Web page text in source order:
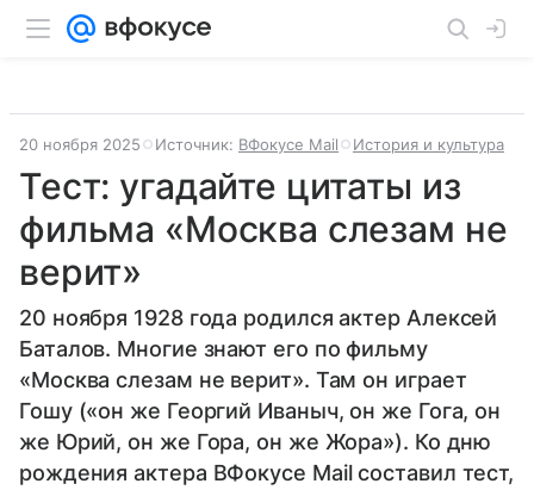
20 ноября 2025 Источник: ВФокусе Mail История и культура
Тест: угадайте цитаты из
фильма «Москва слезам не
верит»
20 ноября 1928 года родился актер Алексей
Баталов. Многие знают его по фильму
«Москва слезам не верит». Там он играет
Гошу («он же Георгий Иваныч, он же Гога, он
же Юрий, он же Гора, он же Жора»). Ко дню
рождения актера ВФокусе Mail составил тест,